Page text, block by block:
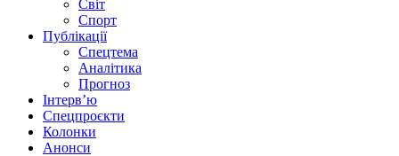
Світ
Спорт
Публікації
Спецтема
Аналітика
Прогноз
Інтерв’ю
Спецпроєкти
Колонки
Анонси